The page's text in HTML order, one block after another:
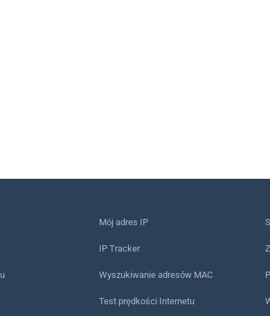
Mój adres IP
IP Tracker
Wyszukiwanie adresów MAC
Test prędkości Internetu